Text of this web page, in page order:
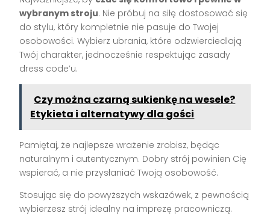
wybranym stroju. Nie próbuj na siłę dostosować się
do stylu, który kompletnie nie pasuje do Twojej
osobowości. Wybierz ubrania, które odzwierciedlają
Twój charakter, jednocześnie respektując zasady
dress code’u.
Czy można czarną sukienkę na wesele?
Etykieta i alternatywy dla gości
Pamiętaj, że najlepsze wrażenie zrobisz, będąc
naturalnym i autentycznym. Dobry strój powinien Cię
wspierać, a nie przysłaniać Twoją osobowość.
Stosując się do powyższych wskazówek, z pewnością
wybierzesz strój idealny na imprezę pracowniczą.